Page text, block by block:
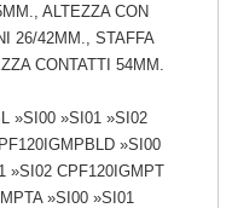
ALTEZZA CON
26/42MM., STAFFA
CONTATTI 54MM.
»SI00 »SI01 »SI02
»SI00
»SI02 CPF120IGMPT
»SI00 »SI01